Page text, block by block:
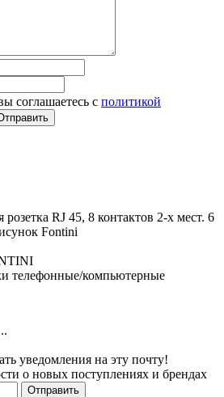
соглашаетесь с политикой
RJ 45, 8 контактов 2-х мест. 6
Fontini
телефонные/компьютерные
уведомления на эту почту!
о новых поступлениях и брендах
Отправить